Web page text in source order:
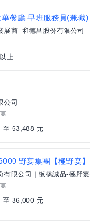
餐廳 早班服務員(兼職)
展商_和德昌股份有限公司
上
公司
至 63,488 元
有限公司｜板橋誠品-極野宴
至 36,000 元